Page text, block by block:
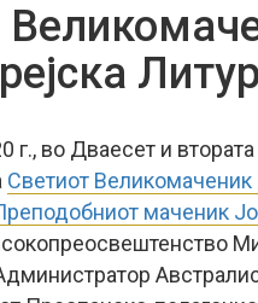
г., во Дваесет и
Светиот Великомаченик
маченик